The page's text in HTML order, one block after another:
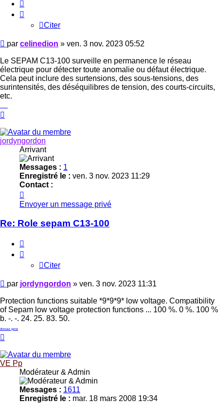
Citer
Message
par celinedion » ven. 3 nov. 2023 05:52
Le SEPAM C13-100 surveille en permanence le réseau
électrique pour détecter toute anomalie ou défaut électrique.
Cela peut inclure des surtensions, des sous-tensions, des
surintensités, des déséquilibres de tension, des courts-circuits,
etc.
jordyngordon
Arrivant
Messages : 1
Enregistré le : ven. 3 nov. 2023 11:29
Contact :
jordyngordon
Envoyer un message privé
Re: Role sepam C13-100
Citer
Message
par jordyngordon » ven. 3 nov. 2023 11:31
Protection functions suitable *9*9*9* low voltage. Compatibility
of Sepam low voltage protection functions ... 100 %. 0 %. 100 %
b. -. -. 24. 25. 83. 50.
dinosaur game
VE Pp
Modérateur & Admin
Messages : 1611
Enregistré le : mar. 18 mars 2008 19:34